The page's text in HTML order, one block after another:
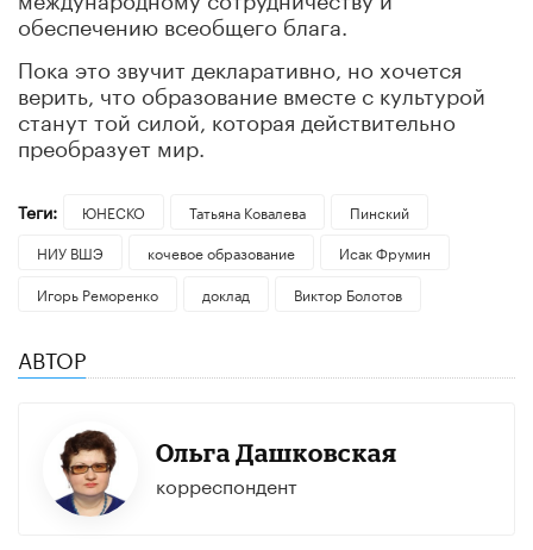
обеспечению всеобщего блага.
Пока это звучит декларативно, но хочется
верить, что образование вместе с культурой
станут той силой, которая действительно
преобразует мир.
Теги: ЮНЕСКО Татьяна Ковалева
Пинский
НИУ ВШЭ
кочевое образование
Исак Фрумин
Игорь Реморенко
доклад Виктор Болотов
АВТОР
Ольга Дашковская
корреспондент